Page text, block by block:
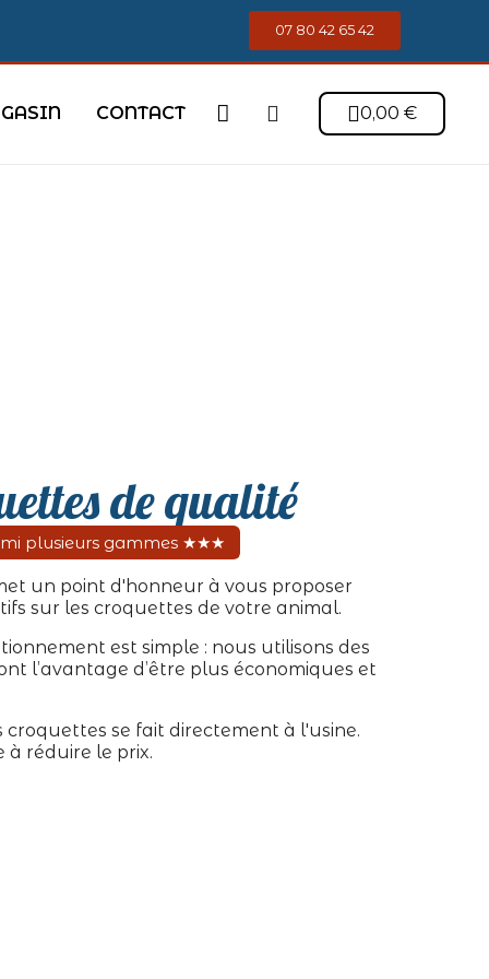
07 80 42 65 42
CONTACT 0,00 €
de qualité
plusieurs gammes ★★★
un point d'honneur à vous proposer
sur les croquettes de votre animal.
est simple : nous utilisons des
l’avantage d’être plus économiques et
croquettes se fait directement à l'usine.
à réduire le prix.